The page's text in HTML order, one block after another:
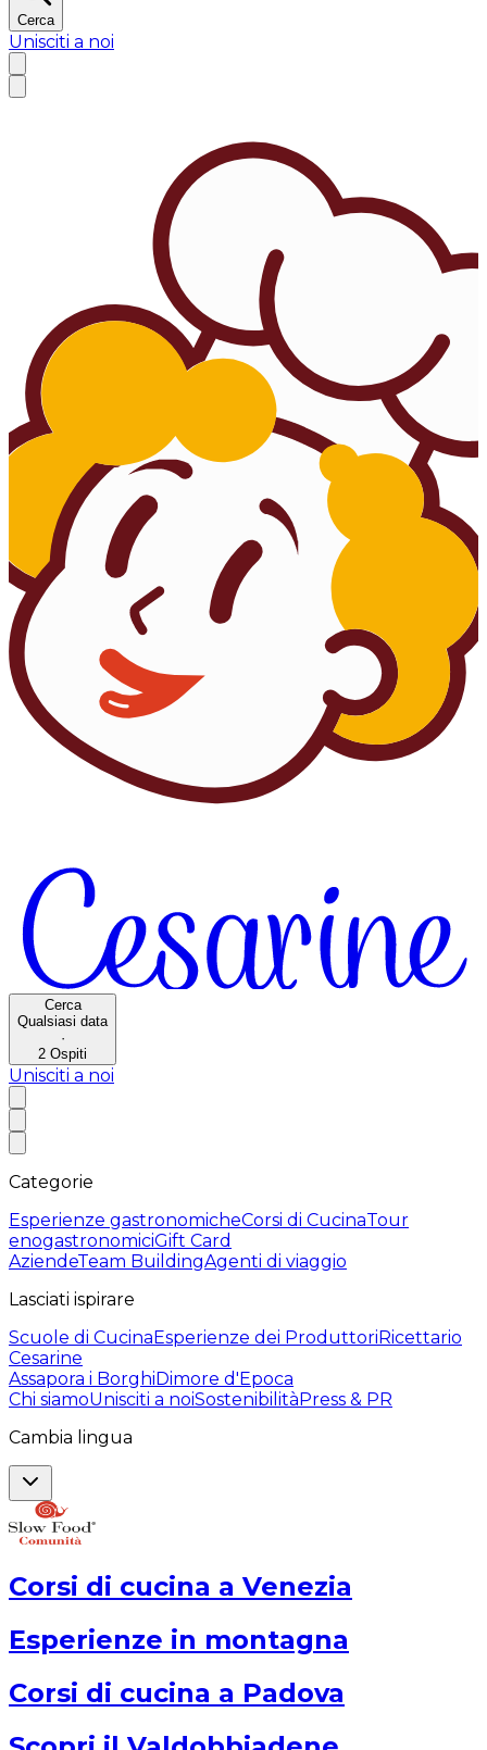
Cerca
Unisciti a noi
Cerca
Qualsiasi data
·
2 Ospiti
Unisciti a noi
Categorie
Esperienze gastronomicheCorsi di CucinaTour
enogastronomiciGift Card
AziendeTeam BuildingAgenti di viaggio
Lasciati ispirare
Scuole di CucinaEsperienze dei ProduttoriRicettario
Cesarine
Assapora i BorghiDimore d'Epoca
Chi siamoUnisciti a noiSostenibilitàPress & PR
Cambia lingua
Corsi di cucina a Venezia
Esperienze in montagna
Corsi di cucina a Padova